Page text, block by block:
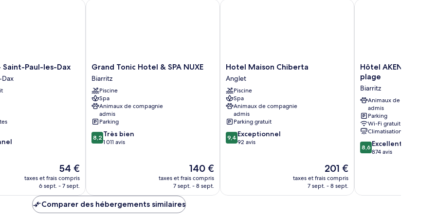
Saint-Paul-les-Dax
Dax
Le
nouveau
prix
de
54 €
54 €
taxes et frais compris
6 sept. - 7 sept.
Grand
Tonic
Hotel
&
SPA
NUXE
Biarritz
Grand Tonic Hotel & SPA NUXE
Biarritz
Piscine
Spa
Animaux de compagnie
admis
Parking
8.2
sur
8,2 Très bien
1 011 avis
Le
nouveau
prix
140 €
taxes et frais compris
7 sept. - 8 sept.
Grand Tonic Hotel & SPA NUXE
Hotel
Maison
Chiberta
Anglet
Hotel Maison Chiberta
Anglet
Piscine
Spa
Animaux de compagnie
admis
Parking gratuit
9.4
sur
9,4 Exceptionnel
92 avis
Le
nouveau
prix
201 €
taxes et frais compris
7 sept. - 8 sept.
Hotel Maison Chiberta
Hôtel
AKENA
Biarritz
-
Grande
plage
Biarritz
Hôtel AKENA
plage
Biarritz
Animaux de compagnie
admis
Parking
Wi-Fi gratuit
Climatisation
8.6
sur
8,6 Excellent
874 avis
Hôtel AKENA Biarritz
Comparer des hébergements similaires